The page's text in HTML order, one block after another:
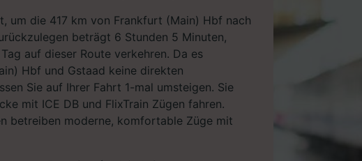
um die 417 km von Frankfurt (Main) Hbf nach
beträgt 6 Stunden 5 Minuten,
auf dieser Route verkehren. Da es
Hbf und Gstaad keine direkten
Sie auf Ihrer Fahrt 1-mal umsteigen. Sie
mit ICE DB und FlixTrain Zügen fahren.
betreiben moderne, komfortable Züge mit